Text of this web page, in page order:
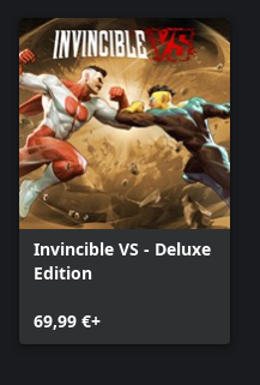
Invincible VS - Deluxe
Edition
69,99 €+